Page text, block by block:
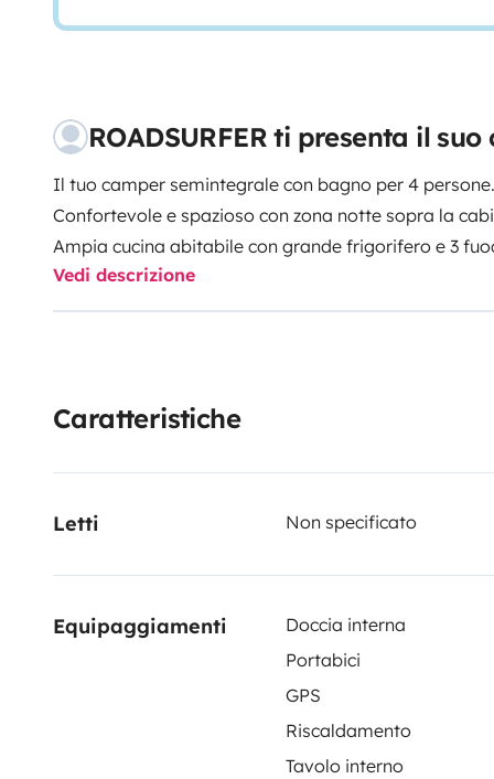
ROADSURFER ti presenta il
Il tuo camper semintegrale con bagno per 4 persone.
Confortevole e spazioso con zona notte sopra la
Ampia cucina abitabile con grande frigorifero e 3
Bagno extra grande con doccia calda e WC.
Riscaldamento autonomo. 3 posti a sedere e 4 letti.
Una cauzione di 15.500,00 NOK ti sarà richiesta
Vedi descrizione
Caratteristiche
Letti Non specificato
Equipaggiamenti
Doccia interna
Portabici
GPS
Riscaldamento
Tavolo interno